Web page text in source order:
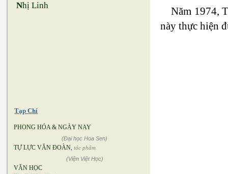
Nhị Linh
Tạp Chí
PHONG HÓA & NGÀY NAY
(Đại học Hoa Sen)
TỰ LỰC VĂN ĐOÀN, tác phẩm
(Viện Việt Học)
VĂN HỌC
Năm 1974,
này thực hiện